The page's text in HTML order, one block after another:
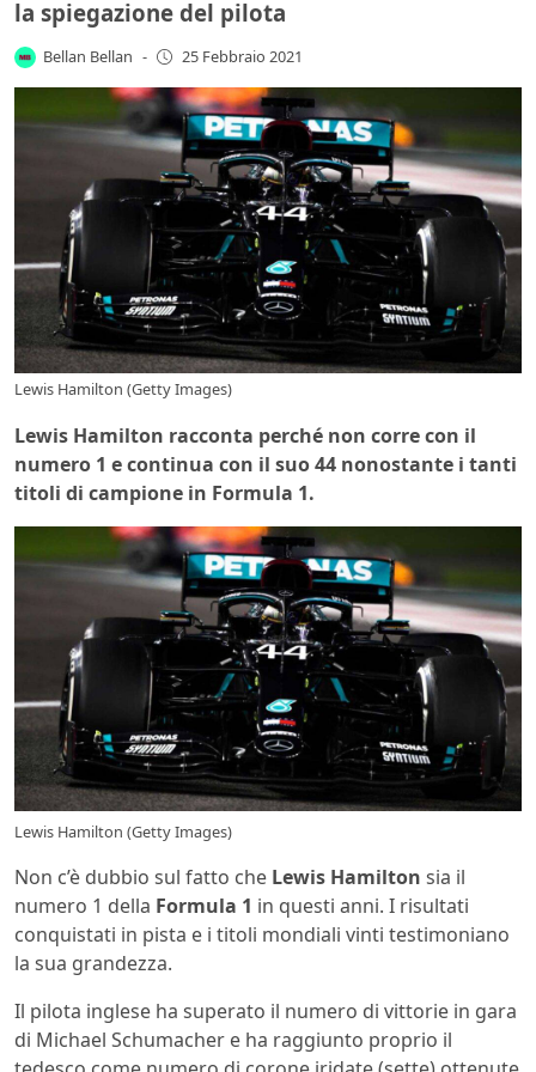
la spiegazione del pilota
Bellan Bellan - 25 Febbraio 2021
Lewis Hamilton (Getty Images)
Lewis Hamilton racconta perché non corre con il
numero 1 e continua con il suo 44 nonostante i tanti
titoli di campione in Formula 1.
Lewis Hamilton (Getty Images)
Non c’è dubbio sul fatto che Lewis Hamilton sia il
numero 1 della Formula 1 in questi anni. I risultati
conquistati in pista e i titoli mondiali vinti testimoniano
la sua grandezza.
Il pilota inglese ha superato il numero di vittorie in gara
di Michael Schumacher e ha raggiunto proprio il